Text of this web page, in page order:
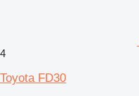
4
Toyota FD30